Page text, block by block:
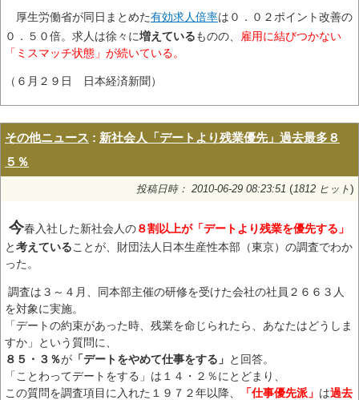
厚生労働省が同日まとめた有効求人倍率は０．０２ポイント改善の
０．５０倍。求人は徐々に増えているものの、
雇用に結びつかない
「ミスマッチ状態」が続いている。
（６月２９日 日本経済新聞）
その他ニュース : 新社会人「デートより残業優先」過去最多８
５％
投稿日時： 2010-06-29 08:23:51 (1812 ヒット)
今春入社した新社会人の８割以上が「デートより残業を優先する」
と考えていることが、財団法人日本生産性本部（東京）の調査でわか
った。
調査は３～４月、同本部主催の研修を受けた会社の社員２６６３人
を対象に実施。
「デートの約束があった時、残業を命じられたら、あなたはどうしま
すか」という質問に、
８５・３％が 「デートをやめて仕事をする」 と回答。
「ことわってデートをする」は１４・２％にとどまり、
この質問を調査項目に入れた１９７２年以降、
「仕事優先派」 は過去